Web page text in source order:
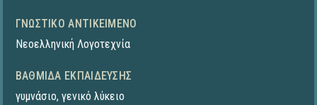
ΓΝΩΣΤΙΚΌ ΑΝΤΙΚΕΊΜΕΝΟ
Νεοελληνική Λογοτεχνία
ΒΑΘΜΊΔΑ ΕΚΠΑΊΔΕΥΣΗΣ
γυμνάσιο, γενικό λύκειο